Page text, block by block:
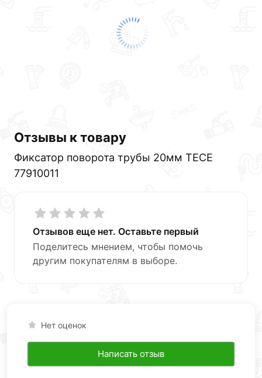
Отзывы к товару
Фиксатор поворота трубы 20мм TECE
77910011
Отзывов еще нет. Оставьте первый
Поделитесь мнением, чтобы помочь
другим покупателям в выборе.
Нет оценок
Написать отзыв